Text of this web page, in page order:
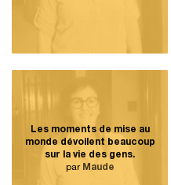
Les moments de mise au
monde dévoilent beaucoup
sur la vie des gens.
par Maude